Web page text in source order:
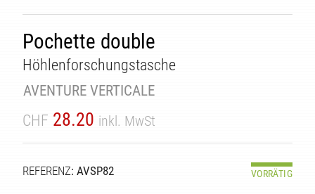
Pochette double
Höhlenforschungstasche
AVENTURE VERTICALE
CHF 28.20 inkl. MwSt
REFERENZ: AVSP82 VORRÄTIG